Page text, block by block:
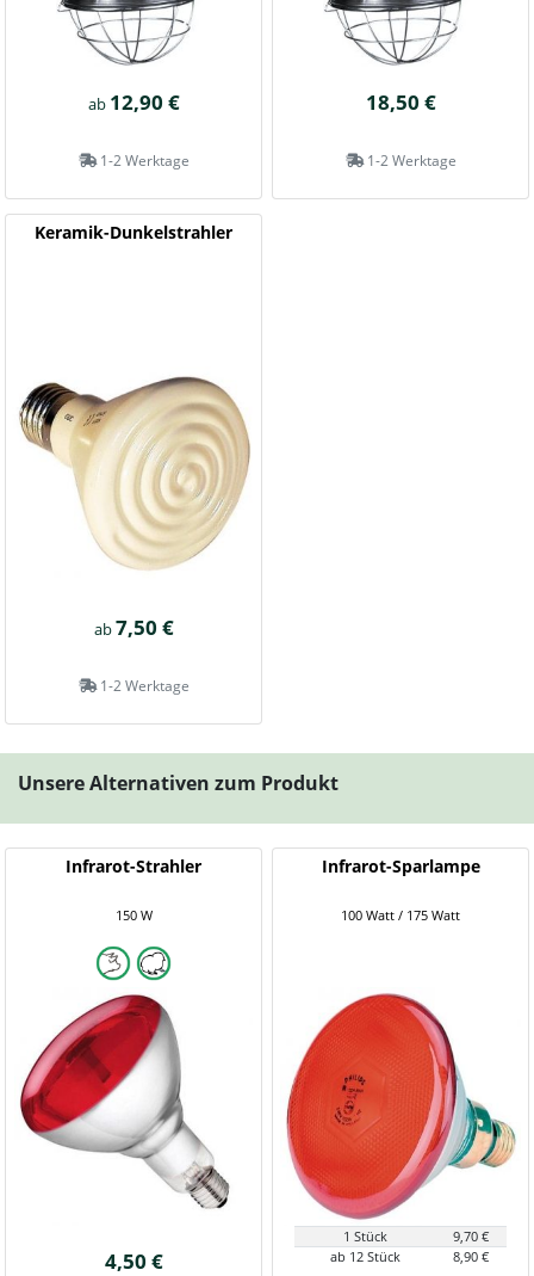
ab 12,90 €
1-2 Werktage
18,50 €
1-2 Werktage
Keramik-Dunkelstrahler
ab7,50 €
1-2 Werktage
Unsere Alternativen zum Produkt
Infrarot-Strahler
150 W
4,50 €
Infrarot-Sparlampe
100 Watt / 175 Watt
1 Stück
9,70 €
ab 12 Stück
8,90 €